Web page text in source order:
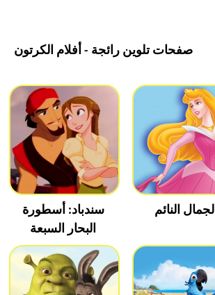
صفحات تلوين رائجة - أفلام الكرتون
سندباد: أسطورة
البحار السبعة
الجمال النائم